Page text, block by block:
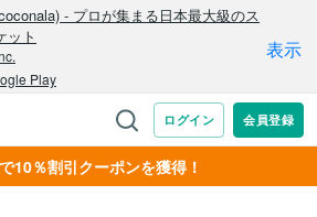
10％割引クーポンを獲得！